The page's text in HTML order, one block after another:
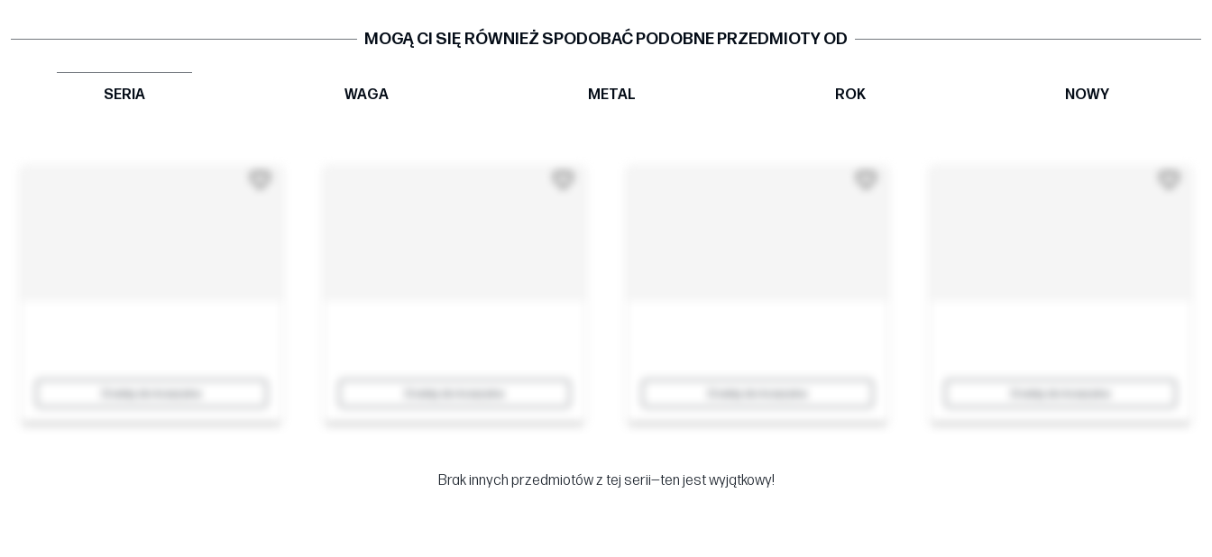
MOGĄ CI SIĘ RÓWNIEŻ SPODOBAĆ PODOBNE PRZEDMIOTY OD
SERIA WAGA METAL ROK NOWY
Brak innych przedmiotów z tej serii—ten jest wyjątkowy!